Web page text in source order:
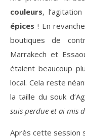
couleurs,
épices ! En
boutiques de
Marrakech et
étaient beaucoup
local. Cela reste
la taille du souk
suis perdue et ai mis
Après cette session